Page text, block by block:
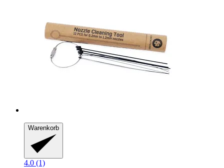
Warenkorb
4.0 (1)